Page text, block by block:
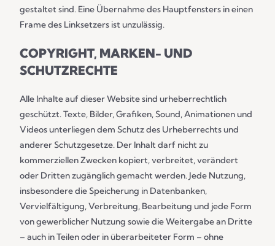
gestaltet sind. Eine Übernahme des Hauptfensters in einen
Frame des Linksetzers ist unzulässig.
COPYRIGHT, MARKEN- UND
SCHUTZRECHTE
Alle Inhalte auf dieser Website sind urheberrechtlich
geschützt. Texte, Bilder, Grafiken, Sound, Animationen und
Videos unterliegen dem Schutz des Urheberrechts und
anderer Schutzgesetze. Der Inhalt darf nicht zu
kommerziellen Zwecken kopiert, verbreitet, verändert
oder Dritten zugänglich gemacht werden. Jede Nutzung,
insbesondere die Speicherung in Datenbanken,
Vervielfältigung, Verbreitung, Bearbeitung und jede Form
von gewerblicher Nutzung sowie die Weitergabe an Dritte
– auch in Teilen oder in überarbeiteter Form – ohne